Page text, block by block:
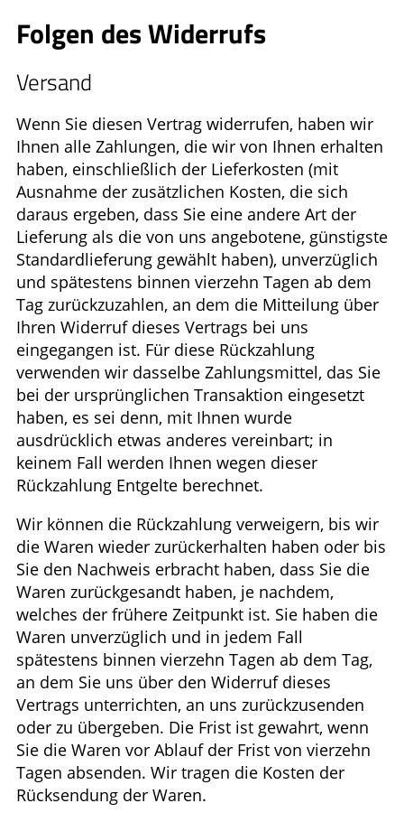
Folgen des Widerrufs
Versand
Wenn Sie diesen Vertrag widerrufen, haben wir
Ihnen alle Zahlungen, die wir von Ihnen erhalten
haben, einschließlich der Lieferkosten (mit
Ausnahme der zusätzlichen Kosten, die sich
daraus ergeben, dass Sie eine andere Art der
Lieferung als die von uns angebotene, günstigste
Standardlieferung gewählt haben), unverzüglich
und spätestens binnen vierzehn Tagen ab dem
Tag zurückzuzahlen, an dem die Mitteilung über
Ihren Widerruf dieses Vertrags bei uns
eingegangen ist. Für diese Rückzahlung
verwenden wir dasselbe Zahlungsmittel, das Sie
bei der ursprünglichen Transaktion eingesetzt
haben, es sei denn, mit Ihnen wurde
ausdrücklich etwas anderes vereinbart; in
keinem Fall werden Ihnen wegen dieser
Rückzahlung Entgelte berechnet.
Wir können die Rückzahlung verweigern, bis wir
die Waren wieder zurückerhalten haben oder bis
Sie den Nachweis erbracht haben, dass Sie die
Waren zurückgesandt haben, je nachdem,
welches der frühere Zeitpunkt ist. Sie haben die
Waren unverzüglich und in jedem Fall
spätestens binnen vierzehn Tagen ab dem Tag,
an dem Sie uns über den Widerruf dieses
Vertrags unterrichten, an uns zurückzusenden
oder zu übergeben. Die Frist ist gewahrt, wenn
Sie die Waren vor Ablauf der Frist von vierzehn
Tagen absenden. Wir tragen die Kosten der
Rücksendung der Waren.